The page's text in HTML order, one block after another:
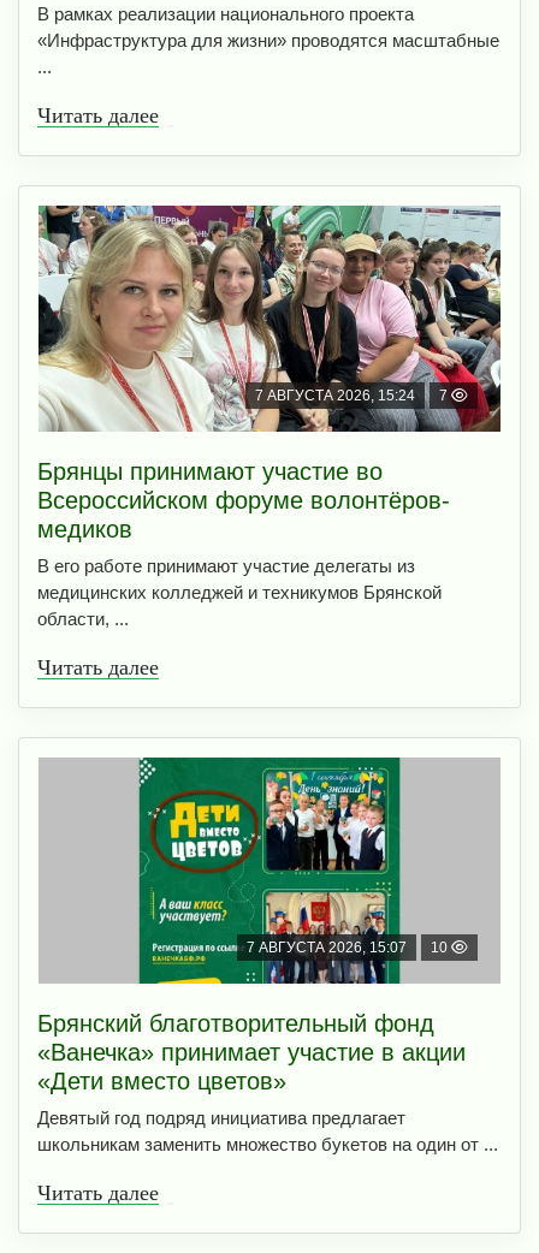
В рамках реализации национального проекта
«Инфраструктура для жизни» проводятся масштабные
...
Читать далее
7 АВГУСТА 2026, 15:24 7
Брянцы принимают участие во
Всероссийском форуме волонтёров-
медиков
В его работе принимают участие делегаты из
медицинских колледжей и техникумов Брянской
области, ...
Читать далее
7 АВГУСТА 2026, 15:07 10
Брянский благотворительный фонд
«Ванечка» принимает участие в акции
«Дети вместо цветов»
Девятый год подряд инициатива предлагает
школьникам заменить множество букетов на один от ...
Читать далее